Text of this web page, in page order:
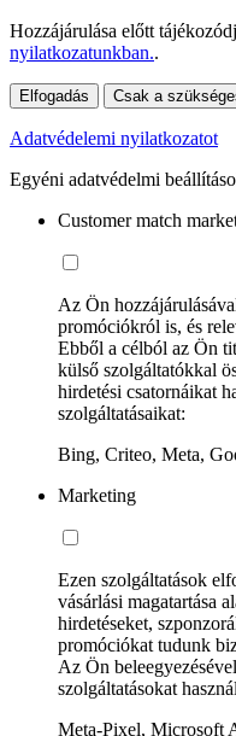
Hozzájárulása előtt
nyilatkozatunkban..
Elfogadás Csak a
Adatvédelemi nyilatkozatot
Egyéni adatvédelmi
Customer match
Az Ön
promóciókról is, és
Ebből a célból az Ön
külső szolgáltatókkal
hirdetési csatornáikat
szolgáltatásaikat:
Bing, Criteo, Meta,
Marketing
Ezen szolgáltatások
vásárlási magatartása
hirdetéseket,
promóciókat tudunk
Az Ön
szolgáltatásokat
Meta-Pixel, Microsoft